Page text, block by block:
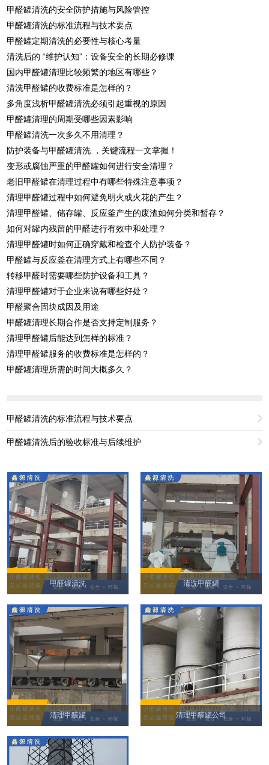
甲醛罐清洗的安全防护措施与风险管控
甲醛罐清洗的标准流程与技术要点
甲醛罐定期清洗的必要性与核心考量
清洗后的 “维护认知”：设备安全的长期必修课
国内甲醛罐清理比较频繁的地区有哪些？
清洗甲醛罐的收费标准是怎样的？
多角度浅析甲醛罐清洗必须引起重视的原因
甲醛罐清理的周期受哪些因素影响
甲醛罐清洗一次多久不用清理？
防护装备与甲醛罐清洗.，关键流程一文掌握！
变形或腐蚀严重的甲醛罐如何进行安全清理？
老旧甲醛罐在清理过程中有哪些特殊注意事项？
清理甲醛罐过程中如何避免明火或火花的产生？
清理甲醛罐、储存罐、反应釜产生的废渣如何分类和暂存？
如何对罐内残留的甲醛进行有效中和处理？
清理甲醛罐时如何正确穿戴和检查个人防护装备？
甲醛罐与反应釜在清理方式上有哪些不同？
转移甲醛时需要哪些防护设备和工具？
清理甲醛罐对于企业来说有哪些好处？
甲醛聚合固块成因及用途
甲醛罐清理长期合作是否支持定制服务？
清理甲醛罐后能达到怎样的标准？
清理甲醛罐服务的收费标准是怎样的？
甲醛罐清理所需的时间大概多久？
甲醛罐清洗的标准流程与技术要点
甲醛罐清洗后的验收标准与后续维护
甲醛罐清洗 清洗甲醛罐
清理甲醛罐 清理甲醛罐公司